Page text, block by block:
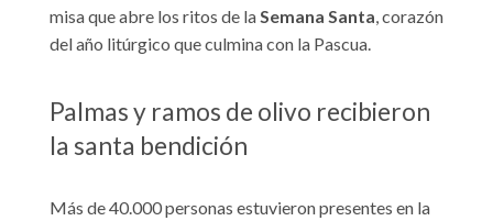
misa que abre los ritos de laSemana Santa, corazón
del año litúrgico que culmina con la Pascua.
Palmas y ramos de olivo recibieron
la santa bendición
Más de 40.000 personas estuvieron presentes en la